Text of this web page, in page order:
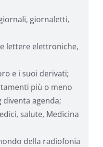
giornaletti,
lettere elettroniche,
e i suoi derivati;
più o meno
agenda;
salute, Medicina
della radiofonia